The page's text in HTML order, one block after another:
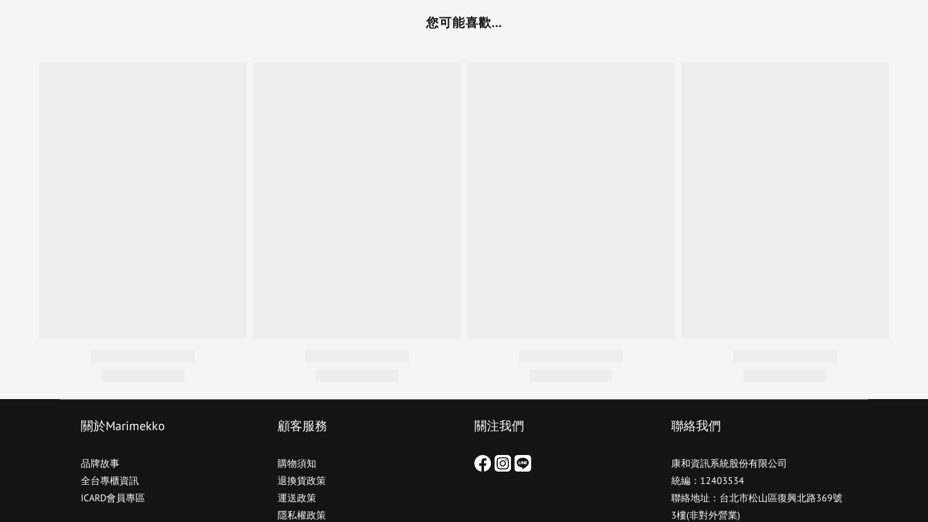
您可能喜歡...
關於Marimekko
品牌故事
全台專櫃資訊
ICARD會員專區
顧客服務
購物須知
退換貨政策
運送政策
隱私權政策
關注我們 聯絡我們
康和資訊系統股份有限公司
統編：12403534
聯絡地址：台北市松山區復興北路369號
3樓(非對外營業)